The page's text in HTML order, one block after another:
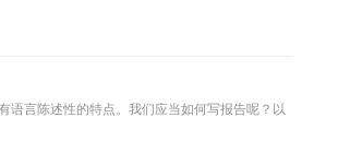
言陈述性的特点。我们应当如何写报告呢？以